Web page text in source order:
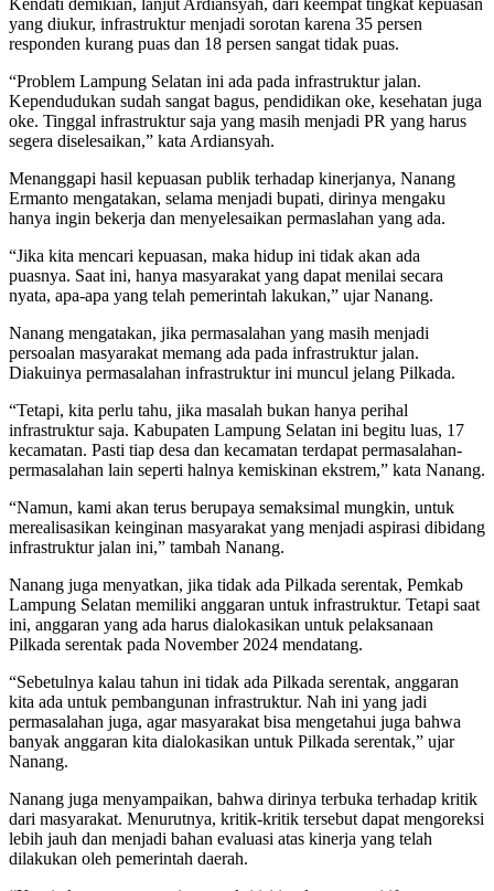
yang diukur, infrastruktur menjadi sorotan karena 35 persen
responden kurang puas dan 18 persen sangat tidak puas.
“Problem Lampung Selatan ini ada pada infrastruktur jalan.
Kependudukan sudah sangat bagus, pendidikan oke, kesehatan juga
oke. Tinggal infrastruktur saja yang masih menjadi PR yang harus
segera diselesaikan,” kata Ardiansyah.
Menanggapi hasil kepuasan publik terhadap kinerjanya, Nanang
Ermanto mengatakan, selama menjadi bupati, dirinya mengaku
hanya ingin bekerja dan menyelesaikan permaslahan yang ada.
“Jika kita mencari kepuasan, maka hidup ini tidak akan ada
puasnya. Saat ini, hanya masyarakat yang dapat menilai secara
nyata, apa-apa yang telah pemerintah lakukan,” ujar Nanang.
Nanang mengatakan, jika permasalahan yang masih menjadi
persoalan masyarakat memang ada pada infrastruktur jalan.
Diakuinya permasalahan infrastruktur ini muncul jelang Pilkada.
“Tetapi, kita perlu tahu, jika masalah bukan hanya perihal
infrastruktur saja. Kabupaten Lampung Selatan ini begitu luas, 17
kecamatan. Pasti tiap desa dan kecamatan terdapat permasalahan-
permasalahan lain seperti halnya kemiskinan ekstrem,” kata Nanang.
“Namun, kami akan terus berupaya semaksimal mungkin, untuk
merealisasikan keinginan masyarakat yang menjadi aspirasi dibidang
infrastruktur jalan ini,” tambah Nanang.
Nanang juga menyatkan, jika tidak ada Pilkada serentak, Pemkab
Lampung Selatan memiliki anggaran untuk infrastruktur. Tetapi saat
ini, anggaran yang ada harus dialokasikan untuk pelaksanaan
Pilkada serentak pada November 2024 mendatang.
“Sebetulnya kalau tahun ini tidak ada Pilkada serentak, anggaran
kita ada untuk pembangunan infrastruktur. Nah ini yang jadi
permasalahan juga, agar masyarakat bisa mengetahui juga bahwa
banyak anggaran kita dialokasikan untuk Pilkada serentak,” ujar
Nanang.
Nanang juga menyampaikan, bahwa dirinya terbuka terhadap kritik
dari masyarakat. Menurutnya, kritik-kritik tersebut dapat mengoreksi
lebih jauh dan menjadi bahan evaluasi atas kinerja yang telah
dilakukan oleh pemerintah daerah.